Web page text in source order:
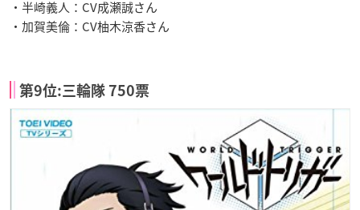
・半崎義人：CV成瀬誠さん
・加賀美倫：CV柚木涼香さん
第9位:三輪隊 750票